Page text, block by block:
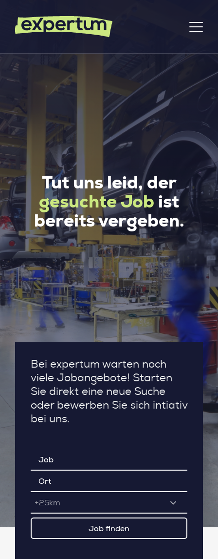
Tut uns leid, der
gesuchte Job ist
bereits vergeben.
Bei expertum warten noch
viele Jobangebote! Starten
Sie direkt eine neue Suche
oder bewerben Sie sich intiativ
bei uns.
+25km